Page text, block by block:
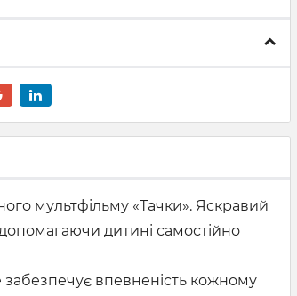
мультфільму «Тачки». Яскравий
дитині самостійно
забезпечує впевненість кожному